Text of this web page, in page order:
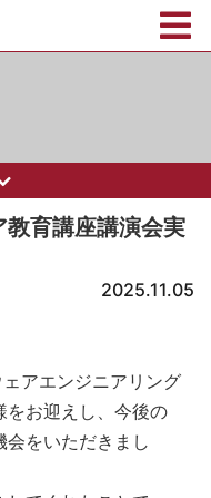
教育講座講演会実
2025.11.05
アエンジニアリング
をお迎えし、今後の
をいただきまし